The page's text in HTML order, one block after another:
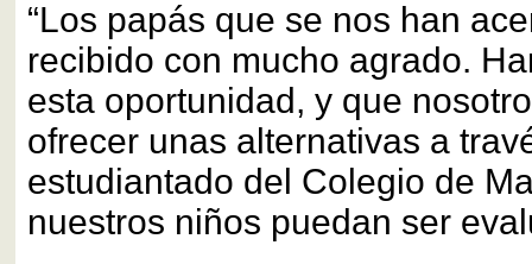
“Los papás que se nos han
recibido con mucho agrado.
esta oportunidad, y que
ofrecer unas alternativas a
estudiantado del Colegio de
nuestros niños puedan ser